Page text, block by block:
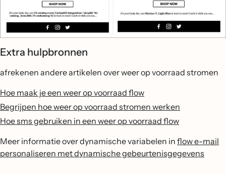
Extra hulpbronnen
afrekenen andere artikelen over weer op voorraad stromen
Hoe maak je een weer op voorraad flow
Begrijpen hoe weer op voorraad stromen werken
Hoe sms gebruiken in een weer op voorraad flow
Meer informatie over dynamische variabelen in flow e-mail
personaliseren met dynamische gebeurtenisgegevens